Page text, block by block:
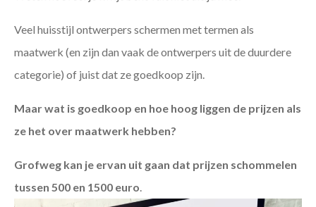
Veel huisstijl ontwerpers schermen met termen als
maatwerk (en zijn dan vaak de ontwerpers uit de duurdere
categorie) of juist dat ze goedkoop zijn.
Maar wat is goedkoop en hoe hoog liggen de prijzen als
ze het over maatwerk hebben?
Grofweg kan je ervan uit gaan dat prijzen schommelen
tussen 500 en 1500 euro.